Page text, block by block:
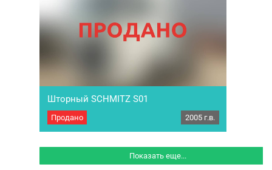
Полуприцеп шторный SCHMITZ S01. Год
ряда отверстий под коники.+ Коники. Петли
Шторный SCHMITZ S01
Продано 2005 г.в.
Показать еще...